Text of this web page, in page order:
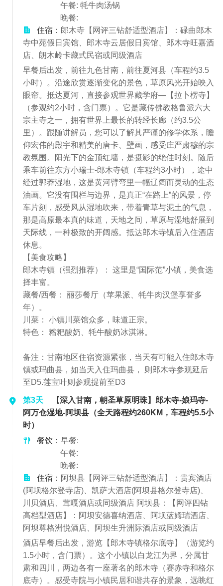
午餐: 牦牛肉汤锅
晚餐:
住宿： 郎木寺【网评三钻舒适型酒店】：碌曲郎木
寺中苑假日宾馆、郎木寺云居假日宾馆、郎木寺旺嘉酒
店、朗木岭卡藏式民宿或同级酒店
早餐后出发，前往九色甘南，前往夏河县（车程约3.5
小时）。沿途欣赏逐渐变化的景色，草原风光开始映入
眼帘。抵达夏河，直接参观世界藏学府—【拉卜楞寺】
（参观约2小时，含门票）。它是藏传佛教格鲁派六大
宗主寺之一，拥有世界上最长的转经长廊（约3.5公
里）。跟随讲解员，您可以了解其严谨的修学体系，瞻
仰宏伟的殿宇和精美的唐卡、壁画，感受庄严肃穆的宗
教氛围。阳光下的金顶红墙，是摄影的绝佳时刻。随后
乘车前往东方小瑞士-郎木寺镇（车程约3小时），途中
经过郭莽湿地，这是黄河臂弯里一幅辽阔而灵动的生态
油画。它没有围栏与边界，是真正“在路上”的风景，停
车片刻，感受风从湿地吹来，带着青草与泥土的气息，
那是高原最本真的味道，天地之间，草原与湿地舒展到
天际线，一种极致的开阔感。抵达郎木寺镇后入住酒店
休息。
【美食攻略】
郎木寺镇（强烈推荐）： 这里是“国际范”小镇，美食选
择丰富。
藏餐/西餐： 丽莎餐厅（苹果派、牦牛肉汉堡享誉多
年）。
川菜： 小镇川菜馆众多，味道正宗。
特色： 糌粑酸奶、牦牛酸奶冰淇淋。
备注：甘南地区住宿资源紧张，当天有可能入住郎木寺
镇或玛曲县，如当天入住玛曲县， 则郎木寺参观延后
至D5.莲宝叶则参观提前至D3
第3天
【深入甘南，朝圣草原明珠】郎木寺-娘玛寺-
阿万仓湿地-阿坝县（全天路程约260KM，车程约5.5小
时）
餐饮： 早餐:
午餐:
晚餐:
住宿： 阿坝县【网评三钻舒适型酒店】：贵宾酒店
(阿坝格尔登寺店)、凯萨大酒店(阿坝县格尔登寺店)、
川贝酒店、茸嘎酒店或同级酒店 阿坝县：【网评四钻
高档型酒店】：阿坝安德喜纳酒店、阿坝蓝姆瑞酒店、
阿坝尊格洲悦酒店、阿坝生升洲际酒店或同级酒店
酒店早餐后出发，游览【郎木寺镇格尔底寺】（游览约
1.5小时，含门票）。这个小镇以白龙江为界，分属甘
肃和四川，两边各有一座著名的郎木寺（赛赤寺和格尔
底寺）。感受寺院与小镇民居和谐共存的景象，远眺红